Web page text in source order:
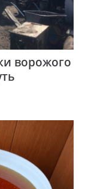
ворожого